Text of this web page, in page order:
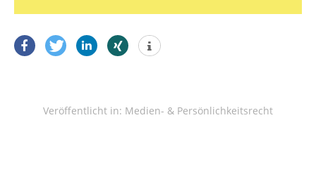
Veröffentlicht in: Medien- & Persönlichkeitsrecht